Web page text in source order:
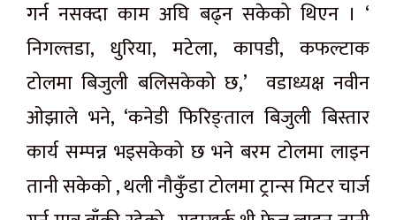
गर्न नसक्दा काम अघि बढ्न सकेको थिएन । ‘
निगल्तडा, धुरिया, मटेला, कापडी, कफल्टाक
टोलमा बिजुली बलिसकेको छ,’ वडाध्यक्ष नवीन
ओझाले भने, ‘कनेडी फिरिङ्ताल बिजुली बिस्तार
कार्य सम्पन्न भइसकेको छ भने बरम टोलमा लाइन
तानी सकेको , थली नौकुँडा टोलमा ट्रान्स मिटर चार्ज